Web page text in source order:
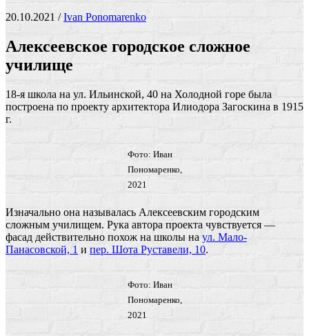
20.10.2021 /Іvan Ponomarenko
Алексеевское городское сложное
училище
18-я школа на ул. Ильинской, 40 на Холодной горе была
построена по проекту архитектора Илиодора Загоскина в 1915
г.
Фото: Иван
Пономаренко,
2021
Изначально она называлась Алексеевским городским
сложным училищем. Рука автора проекта чувствуется —
фасад действительно похож на школы на ул. Мало-
Панасовской, 1 и пер. Шота Руставели, 10.
Фото: Иван
Пономаренко,
2021